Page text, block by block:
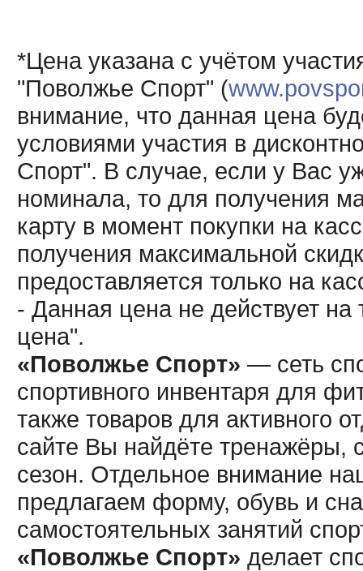
*Цена указана с учётом
"Поволжье Спорт" (
внимание, что данная цена
условиями участия в
Спорт". В случае, если у Вас
номинала, то для получения
карту в момент покупки на
получения максимальной
предоставляется только на
- Данная цена не действует
цена".
«Поволжье Спорт» — сеть
спортивного инвентаря для
также товаров для активного
сайте Вы найдёте тренажёры,
сезон. Отдельное внимание
предлагаем форму, обувь и
самостоятельных занятий
«Поволжье Спорт» делает